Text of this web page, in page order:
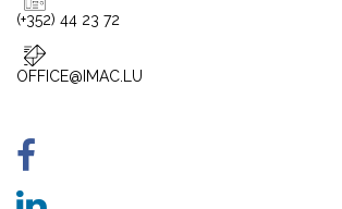
(+352) 44 23 72
OFFICE@IMAC.LU